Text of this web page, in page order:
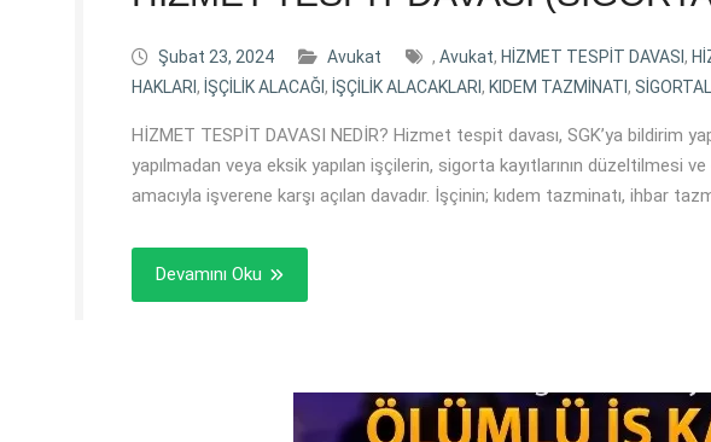
Şubat 23, 2024 Avukat , Avukat, HİZMET TESPİT DAVASI ,
HAKLARI , İŞÇİLİK ALACAĞI , İŞÇİLİK ALACAKLARI , KIDEM TAZMİNATI ,
HİZMET TESPİT DAVASI NEDİR? Hizmet tespit davası, SGK’ya bildirim
yapılmadan veya eksik yapılan işçilerin, sigorta kayıtlarının düzeltilmesi
amacıyla işverene karşı açılan davadır. İşçinin; kıdem tazminatı, ihbar
Devamını Oku